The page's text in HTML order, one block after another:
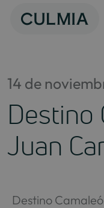
14 de
Destino
Juan
Destino